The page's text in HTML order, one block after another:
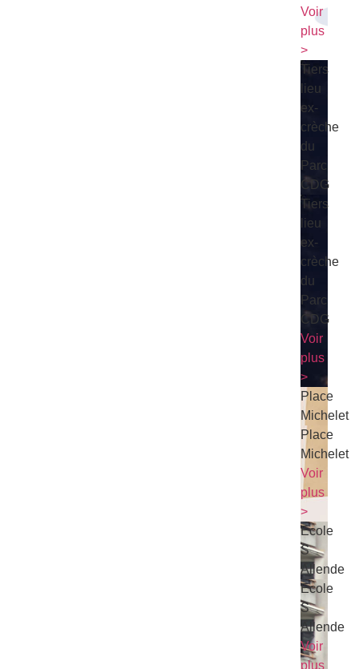
Voir
plus
>
Tiers
lieu
ex-
crèche
du
Parc
CDG
Tiers
lieu
ex-
crèche
du
Parc
CDG
Voir
plus
>
Place
Michelet
Place
Michelet
Voir
plus
>
Ecole
S
Allende
Ecole
S
Allende
Voir
plus